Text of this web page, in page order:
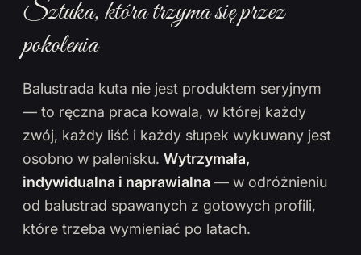
Sztuka, która trzyma się przez
pokolenia
Balustrada kuta nie jest produktem seryjnym
— to ręczna praca kowala, w której każdy
zwój, każdy liść i każdy słupek wykuwany jest
osobno w palenisku. Wytrzymała,
indywidualna i naprawialna — w odróżnieniu
od balustrad spawanych z gotowych profili,
które trzeba wymieniać po latach.